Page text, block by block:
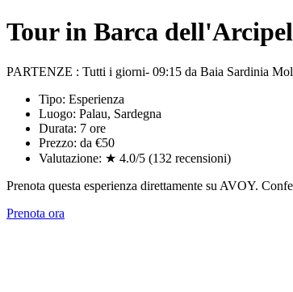
Tour in Barca
PARTENZE : Tutti i giorni- 09:15 da Baia Sardinia
Tipo: Esperienza
Luogo: Palau, Sardegna
Durata: 7 ore
Prezzo: da €50
Valutazione: ★ 4.0/5 (132 recensioni)
Prenota questa esperienza direttamente su AVOY.
Prenota ora